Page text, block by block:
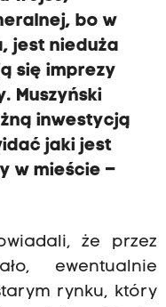
bo w
jest nieduża
się imprezy
Muszyński
inwestycją
jaki jest
w mieście –
że przez
ewentualnie
rynku, który